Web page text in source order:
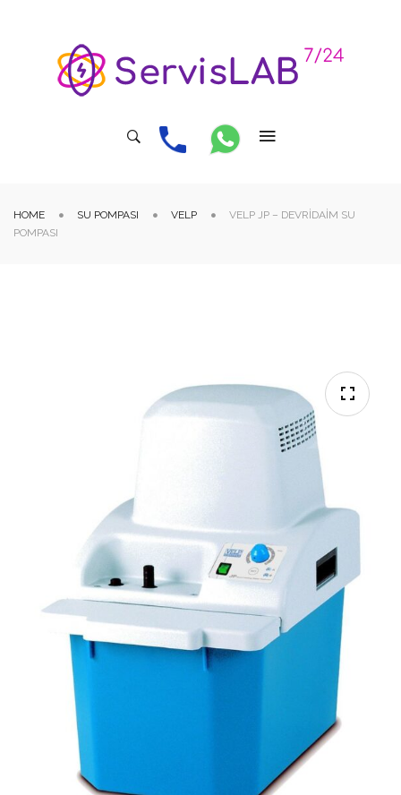
HOME SU POMPASI VELP
VELP JP – DEVRIDAIM SU
POMPASI